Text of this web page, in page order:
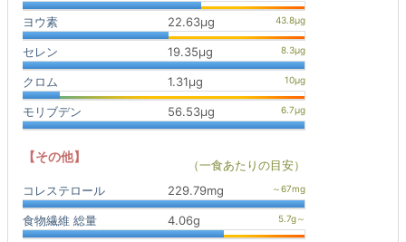
ヨウ素 22.63μg
セレン 19.35μg
クロム 1.31μg
モリブデン 56.53μg
【その他】
（一食あたりの目安）
コレステロール
229.79mg
食物繊維 総量 4.06g